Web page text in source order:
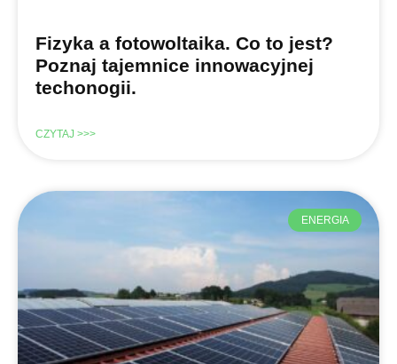
Fizyka a fotowoltaika. Co to jest?
Poznaj tajemnice innowacyjnej
techonogii.
CZYTAJ >>>
ENERGIA